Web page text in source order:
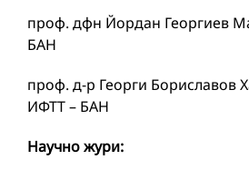
проф. дфн Йордан Георгиев
БАН
проф. д-р Георги Бориславов
ИФТТ – БАН
Научно жури: